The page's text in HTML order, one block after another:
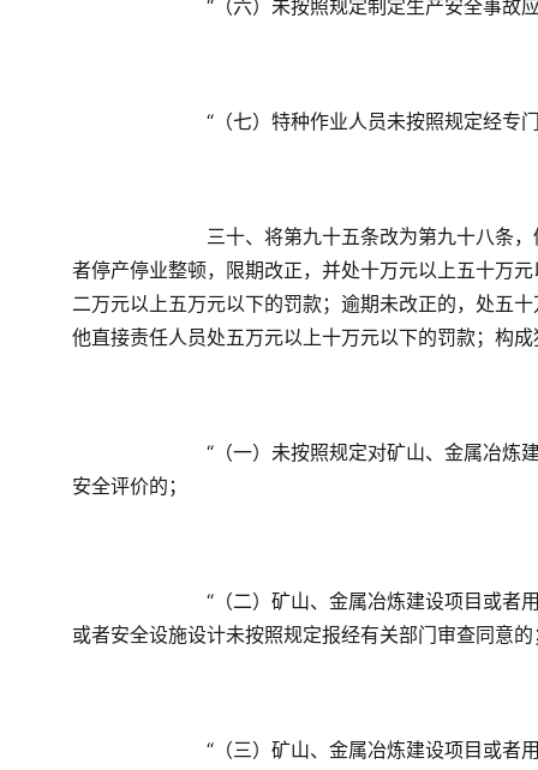
“（六）未按照规定制定生产安全事故
“（七）特种作业人员未按照规定经专
三十、将第九十五条改为第九十八条，
者停产停业整顿，限期改正，并处十万元以上五十万
二万元以上五万元以下的罚款；逾期未改正的，处五
他直接责任人员处五万元以上十万元以下的罚款；构
“（一）未按照规定对矿山、金属冶炼
安全评价的；
“（二）矿山、金属冶炼建设项目或者
或者安全设施设计未按照规定报经有关部门审查同意的
“（三）矿山、金属冶炼建设项目或者